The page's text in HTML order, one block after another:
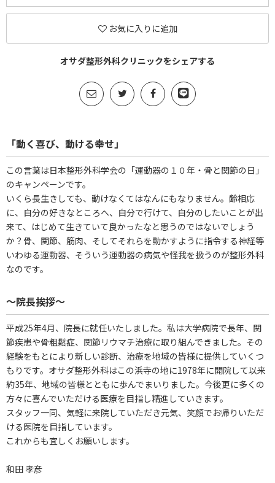
お気に入りに追加
オサダ整形外科クリニックをシェアする
「動く喜び、動ける幸せ」
この言葉は日本整形外科学会の「運動器の１０年・骨と関節の日」
のキャンペーンです。
いくら長生きしても、動けなくてはなんにもなりません。齢相応
に、自分の好きなところへ、自分で行けて、自分のしたいことが出
来て、はじめて生きていて良かったなと思うのではないでしょう
か？骨、関節、筋肉、そしてそれらを動かすように指令する神経等
いわゆる運動器、そういう運動器の病気や怪我を扱うのが整形外科
なのです。
～院長挨拶～
平成25年4月、院長に就任いたしました。私は大学病院で長年、関
節疾患や骨粗鬆症、関節リウマチ治療に取り組んできました。その
経験をもとにより新しい診断、治療を地域の皆様に提供していくつ
もりです。オサダ整形外科はこの浜寺の地に1978年に開院して以来
約35年、地域の皆様とともに歩んでまいりました。今後更に多くの
方々に喜んでいただける医療を目指し精進していきます。
スタッフ一同、気軽に来院していただき元気、笑顔でお帰りいただ
ける医院を目指しています。
これからも宜しくお願いします。
和田 孝彦